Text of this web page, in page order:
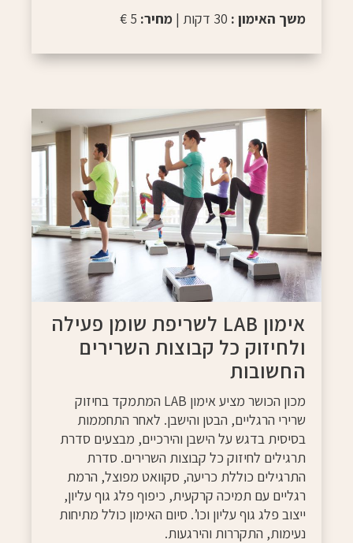
משך האימון :
מחיר:
אימון LAB לשריפת שומן פעילה
ולחיזוק כל קבוצות השרירים
החשובות
מכון הכושר מציע אימון LAB המתמקד בחיזוק
שרירי הרגליים, הבטן והישבן. לאחר התחממות
בסיסית בדגש על הישבן והירכיים, מבצעים סדרת
תרגילים לחיזוק כל קבוצות השרירים. סדרת
התרגילים כוללת כריעה, סקוואט מפוצל, הרמת
רגליים עם תמיכה קרקעית, כיפוף פלג גוף עליון,
ייצוב פלג גוף עליון וכו’. סיום האימון כולל מתיחות
נעימות, התקררות והירגעות.